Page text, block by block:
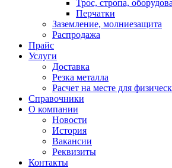
Трос, стропа,
Перчатки
Заземление, молниезащита
Распродажа
Прайс
Услуги
Доставка
Резка металла
Расчет на месте для
Справочники
О компании
Новости
История
Вакансии
Реквизиты
Контакты